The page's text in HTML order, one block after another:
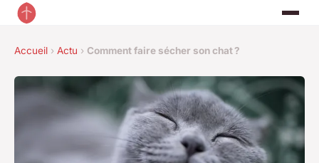
Accueil › Actu › Comment faire sécher son chat ?